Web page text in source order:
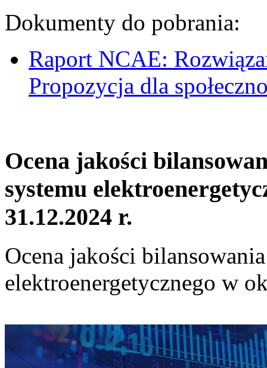
Dokumenty do pobrania:
Raport NCAE:
Propozycja dla
Ocena jakości
systemu
31.12.2024 r.
Ocena jakości
elektroenergetycznego w